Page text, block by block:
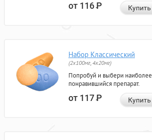
от 116Р Купить
Набор Классический
(2x100мг, 4x20мг)
Попробуй и выбери наиболее
понравившийся препарат.
от 117Р Купить